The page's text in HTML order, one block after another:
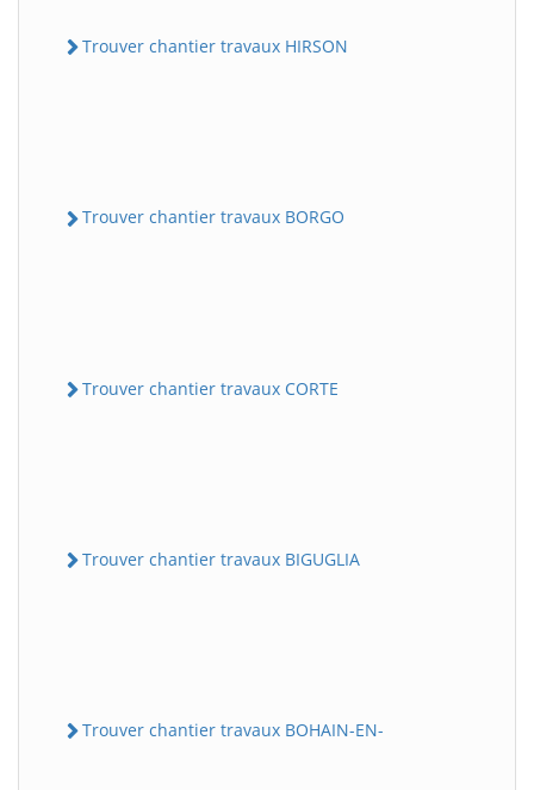
Trouver chantier travaux HIRSON
Trouver chantier travaux BORGO
Trouver chantier travaux CORTE
Trouver chantier travaux BIGUGLIA
Trouver chantier travaux BOHAIN-EN-